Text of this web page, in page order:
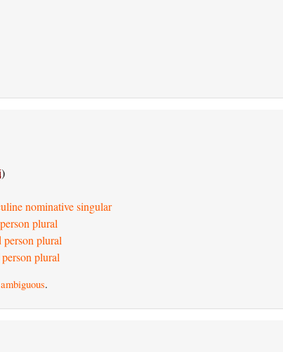
)
nominative singular
plural
person plural
plural
ambiguous.